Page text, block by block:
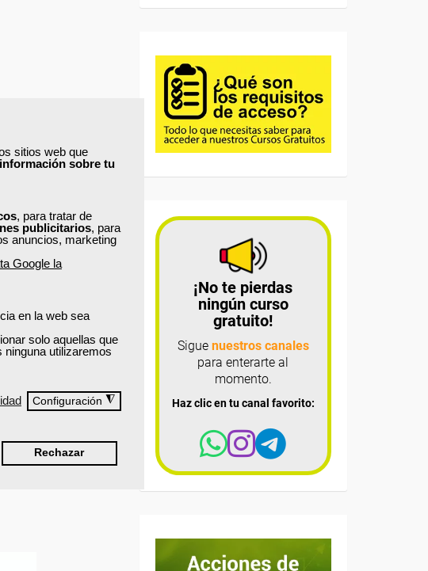
sitios web que
sobre tu
, para tratar de
publicitarios, para
anuncios, marketing
Google la
en la web sea
solo aquellas que
ninguna utilizaremos
Configuración ◮
Rechazar
¡No te pierdas
ningún curso
gratuito!
Sigue nuestros canales
para enterarte al
momento.
Haz clic en tu canal favorito: